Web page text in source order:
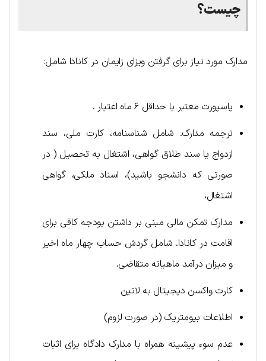
چیست؟
مدارک مورد نیاز برای گرفتن ویزای زایمان در کانادا شامل:
پاسپورت معتبر با حداقل ۶ ماه اعتبار .
ترجمه مدارک. شامل شناسنامه، کارت ملی، سند
ازدواج یا سند طلاق گواهی، اشتغال به تحصیل ( در
صورتی که دانشجو باشید)، اسناد ملکی، گواهی
اشتغال،
مدارک تمکن مالی مبنی بر داشتن بودجه کافی برای
اقامت در کانادا. شامل گردش حساب چهار ماه اخیر
و میزان درآمد ماهیانه متقاضی.
کارت واکسن دیجیتال به لاتین
اطلاعات بیومتریک (در صورت لزوم)
عدم سوء پیشینه همراه با مدارک دادگاه برای اثبات